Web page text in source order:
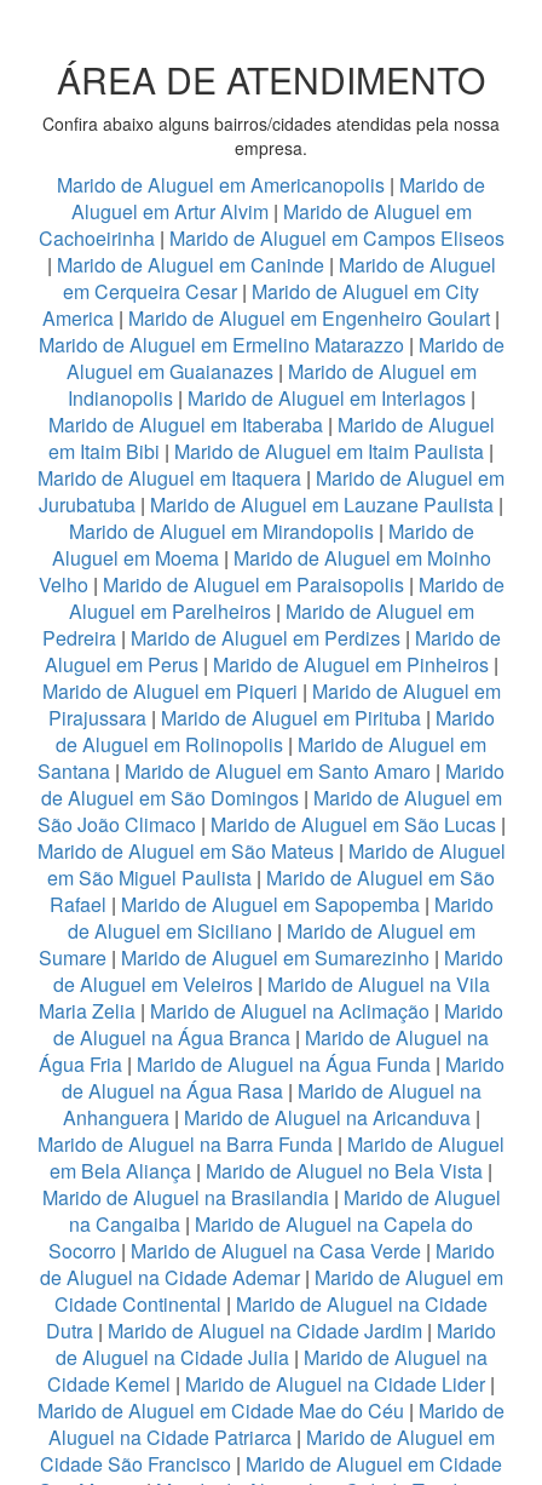
ÁREA DE ATENDIMENTO
Confira abaixo alguns bairros/cidades atendidas pela nossa
empresa.
Marido de Aluguel em Americanopolis | Marido de
Aluguel em Artur Alvim | Marido de Aluguel em
Cachoeirinha| Marido de Aluguel em Campos Eliseos
| Marido de Aluguel em Caninde| Marido de Aluguel
em Cerqueira Cesar| Marido de Aluguel em City
America | Marido de Aluguel em Engenheiro Goulart |
Marido de Aluguel em Ermelino Matarazzo | Marido de
Aluguel em Guaianazes| Marido de Aluguel em
Indianopolis| Marido de Aluguel em Interlagos|
Marido de Aluguel em Itaberaba| Marido de Aluguel
em Itaim Bibi | Marido de Aluguel em Itaim Paulista |
Marido de Aluguel em Itaquera | Marido de Aluguel em
Jurubatuba | Marido de Aluguel em Lauzane Paulista |
Marido de Aluguel em Mirandopolis| Marido de
Aluguel em Moema| Marido de Aluguel em Moinho
Velho | Marido de Aluguel em Paraisopolis| Marido de
Aluguel em Parelheiros| Marido de Aluguel em
Pedreira| Marido de Aluguel em Perdizes| Marido de
Aluguel em Perus| Marido de Aluguel em Pinheiros|
Marido de Aluguel em Piqueri | Marido de Aluguel em
Pirajussara| Marido de Aluguel em Pirituba| Marido
de Aluguel em Rolinopolis | Marido de Aluguel em
Santana | Marido de Aluguel em Santo Amaro | Marido
de Aluguel em São Domingos| Marido de Aluguel em
São João Climaco| Marido de Aluguel em São Lucas|
Marido de Aluguel em São Mateus | Marido de Aluguel
em São Miguel Paulista | Marido de Aluguel em São
Rafael | Marido de Aluguel em Sapopemba | Marido
de Aluguel em Siciliano| Marido de Aluguel em
Sumare | Marido de Aluguel em Sumarezinho | Marido
de Aluguel em Veleiros| Marido de Aluguel na Vila
Maria Zelia | Marido de Aluguel na Aclimação | Marido
de Aluguel na Água Branca | Marido de Aluguel na
Água Fria| Marido de Aluguel na Água Funda| Marido
de Aluguel na Água Rasa | Marido de Aluguel na
Anhanguera| Marido de Aluguel na Aricanduva|
Marido de Aluguel na Barra Funda | Marido de Aluguel
em Bela Aliança | Marido de Aluguel no Bela Vista |
Marido de Aluguel na Brasilandia| Marido de Aluguel
na Cangaiba | Marido de Aluguel na Capela do
Socorro | Marido de Aluguel na Casa Verde| Marido
de Aluguel na Cidade Ademar| Marido de Aluguel em
Cidade Continental | Marido de Aluguel na Cidade
Dutra | Marido de Aluguel na Cidade Jardim | Marido
de Aluguel na Cidade Julia | Marido de Aluguel na
Cidade Kemel | Marido de Aluguel na Cidade Lider|
Marido de Aluguel em Cidade Mae do Céu | Marido de
Aluguel na Cidade Patriarca| Marido de Aluguel em
Cidade São Francisco | Marido de Aluguel em Cidade